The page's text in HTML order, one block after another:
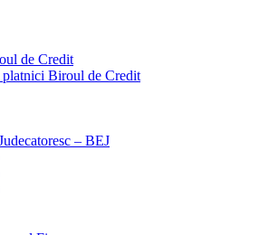
de Credit
platnici Biroul de Credit
– BEJ